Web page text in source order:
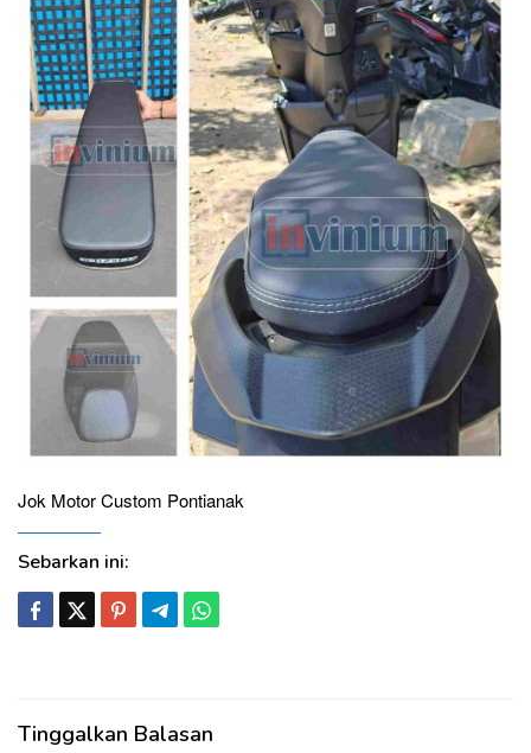
Jok Motor Custom Pontianak
Sebarkan ini:
Tinggalkan Balasan